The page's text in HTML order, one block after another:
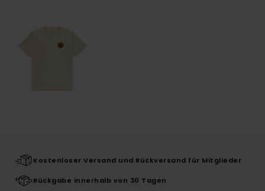
Kostenloser Versand und Rückversand für Mitglieder
Rückgabe innerhalb von 30 Tagen